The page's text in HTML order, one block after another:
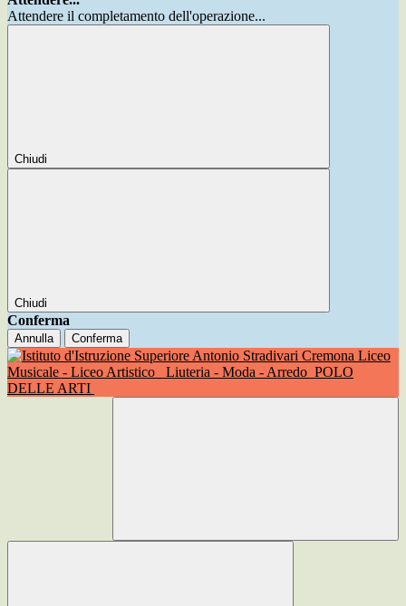
Attendere il completamento dell'operazione...
Chiudi
Chiudi
Conferma
Annulla Conferma
Liceo
Musicale - Liceo Artistico
Liuteria - Moda - Arredo POLO
DELLE ARTI